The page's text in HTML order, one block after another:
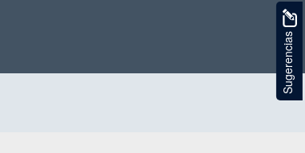
Sugerencias